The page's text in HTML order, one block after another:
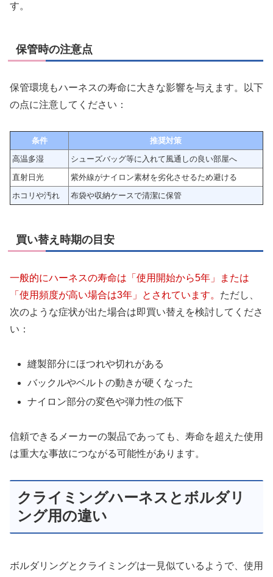
す。
保管時の注意点
保管環境もハーネスの寿命に大きな影響を与えます。以下
の点に注意してください：
条件
推奨対策
高温多湿
シューズバッグ等に入れて風通しの良い部屋へ
直射日光
紫外線がナイロン素材を劣化させるため避ける
ホコリや汚れ
布袋や収納ケースで清潔に保管
買い替え時期の目安
一般的にハーネスの寿命は「使用開始から5年」または
「使用頻度が高い場合は3年」とされています。 ただし、
次のような症状が出た場合は即買い替えを検討してくださ
い：
縫製部分にほつれや切れがある
バックルやベルトの動きが硬くなった
ナイロン部分の変色や弾力性の低下
信頼できるメーカーの製品であっても、寿命を超えた使用
は重大な事故につながる可能性があります。
クライミングハーネスとボルダリ
ング用の違い
ボルダリングとクライミングは一見似ているようで、使用